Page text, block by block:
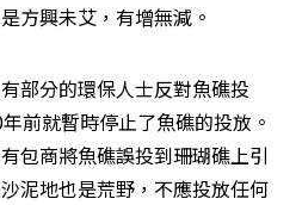
方興未艾，有增無減。
部分的環保人士反對魚礁投
前就暫時停止了魚礁的投放。
包商將魚礁誤投到珊瑚礁上引
泥地也是荒野，不應投放任何